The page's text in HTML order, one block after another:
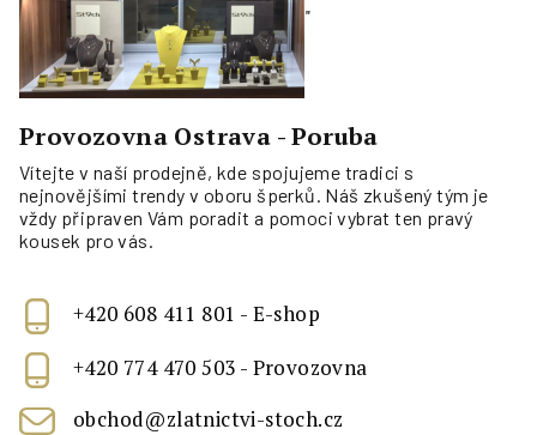
"
Provozovna Ostrava - Poruba
Vítejte v naší prodejně, kde spojujeme tradici s
nejnovějšími trendy v oboru šperků. Náš zkušený tým je
vždy připraven Vám poradit a pomoci vybrat ten pravý
kousek pro vás.
+420 608 411 801 - E-shop
+420 774 470 503 - Provozovna
obchod@zlatnictvi-stoch.cz